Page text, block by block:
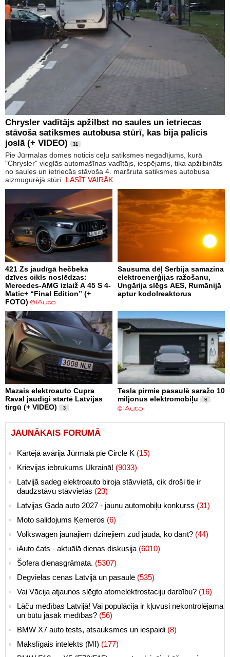
Chrysler vadītājs apžilbst no saules un ietriecas
stāvoša satiksmes autobusa stūrī, kas bija palicis
joslā (+ VIDEO)
31
Pie Jūrmalas domes noticis ceļu satiksmes negadījums, kurā
"Chrysler" vieglās automašīnas vadītājs, iespējams, tika apžilbināts
no saules un ietriecās stāvoša 4. maršruta satiksmes autobusa
aizmugurējā stūrī. LASĪT VAIRĀK
421 Zs jaudīgā hečbeka
dzīves cikls noslēdzas:
Mercedes-AMG izlaiž A 45 S 4-
Matic+ “Final Edition” (+
FOTO)
Sausuma dēļ Serbija samazina
elektroenerģijas ražošanu,
Ungārija slēgs AES, Rumānijā
aptur kodolreaktorus
Mazais elektroauto Cupra
Raval jaudīgi startē Latvijas
tirgū (+ VIDEO)
3
Tesla pirmie pasaulē saražo 10
miljonus elektromobiļu
9
JAUNĀKAIS FORUMĀ
Kārtējā avārija Jūrmalā pie Circle K (15)
Krievijas iebrukums Ukrainā! (9033)
Latvijā sadeg elektroauto biroja stāvvietā, cik droši tie ir
daudzstāvu stāvvietās (23)
Latvijas Gada auto 2027 - jaunu automobiļu konkurss (31)
Moto salidojums Ķemeros (6)
Volkswagen jaunajiem dzinējiem zūd jauda, ko darīt? (44)
iAuto čats - aktuālā dienas diskusija (6010)
Šofera dienasgrāmata. (5307)
Degvielas cenas Latvijā un pasaulē (535)
Vai Vācija atjaunos slēgto atomelektrostaciju darbību? (16)
Lāču medības Latvijā! Vai populācija ir kļuvusi nekontrolējama
un būtu jāsāk medības? (56)
BMW X7 auto tests, atsauksmes un iespaidi (8)
Makslīgais intelekts (MI) (177)